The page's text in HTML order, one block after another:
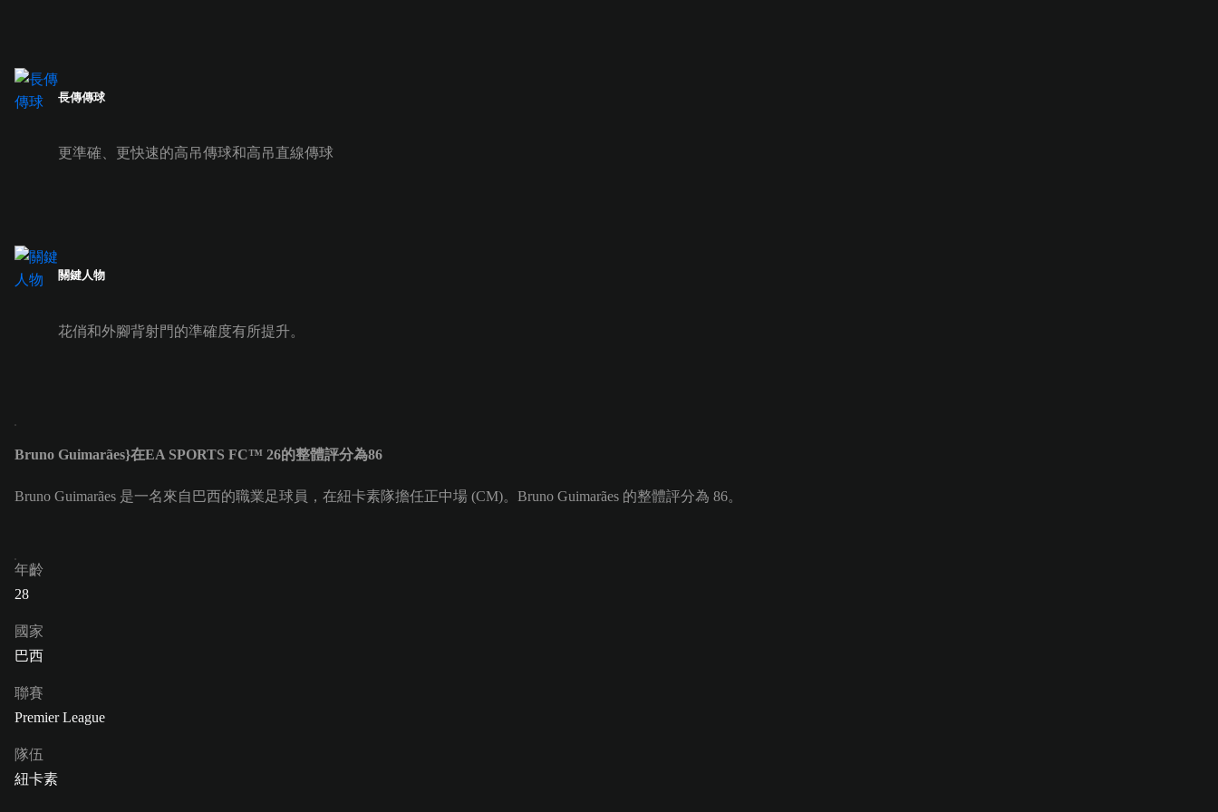
長傳傳球
更準確、更快速的高吊傳球和高吊直線傳球
關鍵人物
花俏和外腳背射門的準確度有所提升。
Bruno Guimarães}在EA SPORTS FC™ 26的整體評分為86
Bruno Guimarães 是一名來自巴西的職業足球員，在紐卡素隊擔任正中場 (CM)。Bruno Guimarães 的整體評分為 86。
年齡
28
國家
巴西
聯賽
Premier League
隊伍
紐卡素